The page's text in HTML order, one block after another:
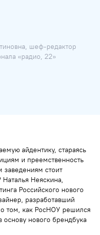
шеф-редактор
«радио, 22»
айдентику, стараясь
и преемственность
стоит
Наталья Неяскина,
Российского нового
разработавший
о том, как РосНОУ решился
основу нового брендбука